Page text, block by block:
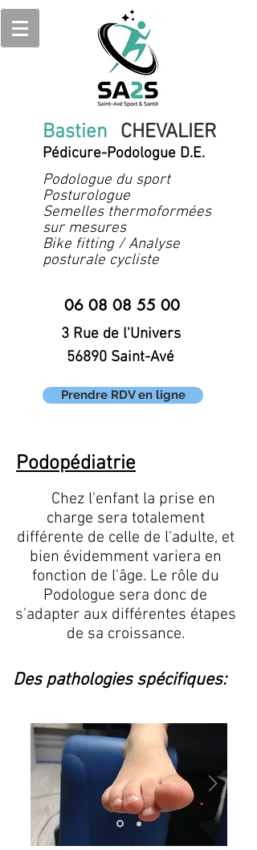
Bastien CHEVALIER
Pédicure-Podologue D.E.
Podologue du sport
Posturologue
Semelles thermoformées
sur mesures
Bike fitting / Analyse
posturale cycliste
06 08 08 55 00
3 Rue de l'Univers
56890 Saint-Avé
Prendre RDV en ligne
Podopédiatrie
Chez l'enfant la prise en
charge sera totalement
différente de celle de l'adulte, et
bien évidemment variera en
fonction de l'âge. Le rôle du
Podologue sera donc de
s'adapter aux différentes étapes
de sa croissance.
Des pathologies spécifiques: